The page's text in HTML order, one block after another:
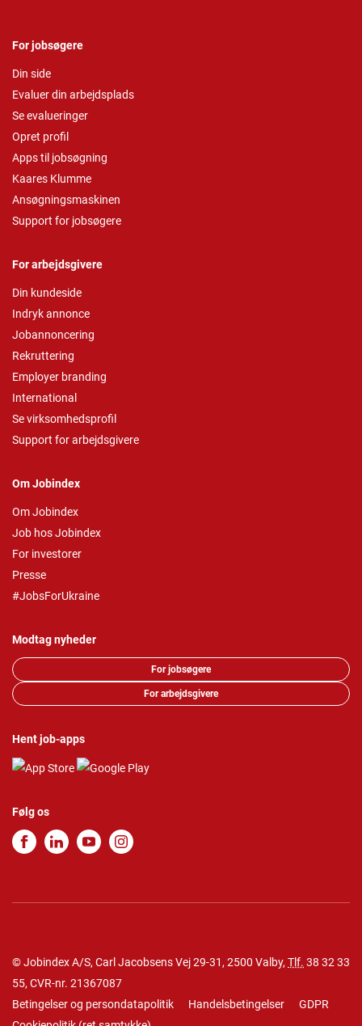
For jobsøgere
Din side
Evaluer din arbejdsplads
Se evalueringer
Opret profil
Apps til jobsøgning
Kaares Klumme
Ansøgningsmaskinen
Support for jobsøgere
For arbejdsgivere
Din kundeside
Indryk annonce
Jobannoncering
Rekruttering
Employer branding
International
Se virksomhedsprofil
Support for arbejdsgivere
Om Jobindex
Om Jobindex
Job hos Jobindex
For investorer
Presse
#JobsForUkraine
Modtag nyheder
For jobsøgere
For arbejdsgivere
Hent job-apps
Følg os
© Jobindex A/S, Carl Jacobsens Vej 29-31, 2500 Valby, Tlf. 38 32 33
55, CVR-nr. 21367087
Betingelser og persondatapolitik
Handelsbetingelser
GDPR